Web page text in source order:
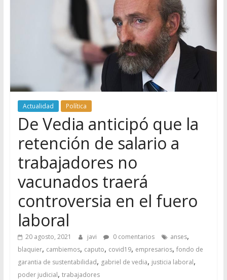
Actualidad Política
De Vedia anticipó que la
retención de salario a
trabajadores no
vacunados traerá
controversia en el fuero
laboral
20 agosto, 2021 javi 0 comentarios anses,
blaquier, cambiemos, caputo, covid19, empresarios, fondo de
garantia de sustentabilidad, gabriel de vedia, justicia laboral,
poder judicial, trabajadores